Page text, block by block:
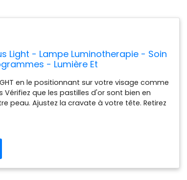
Light - Lampe Luminotherapie - Soin
- Lumière Et
en le positionnant sur votre visage comme
Vérifiez que les pastilles d'or sont bien en
peau. Ajustez la cravate à votre tête. Retirez
la langue de votre choix et le mode "lumière
votre visage avec un spray d'eau
ou avec votre lotion habituelle pour favoriser